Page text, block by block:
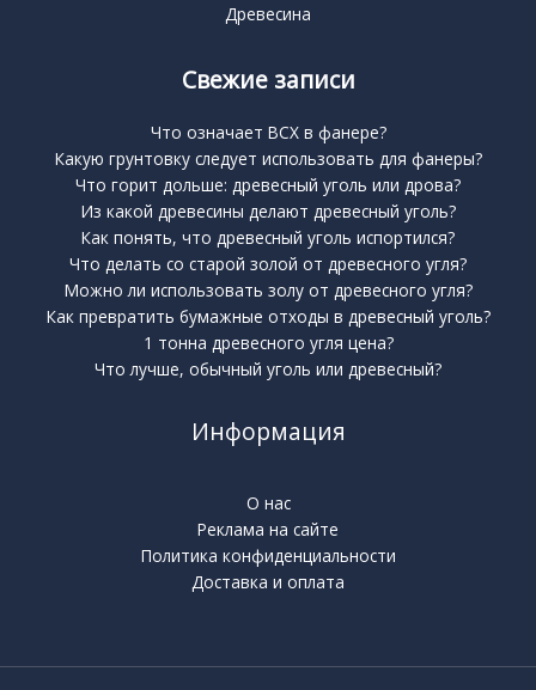
Древесина
Свежие записи
Что означает BCX в фанере?
Какую грунтовку следует использовать для фанеры?
Что горит дольше: древесный уголь или дрова?
Из какой древесины делают древесный уголь?
Как понять, что древесный уголь испортился?
Что делать со старой золой от древесного угля?
Можно ли использовать золу от древесного угля?
Как превратить бумажные отходы в древесный уголь?
1 тонна древесного угля цена?
Что лучше, обычный уголь или древесный?
Информация
О нас
Реклама на сайте
Политика конфиденциальности
Доставка и оплата